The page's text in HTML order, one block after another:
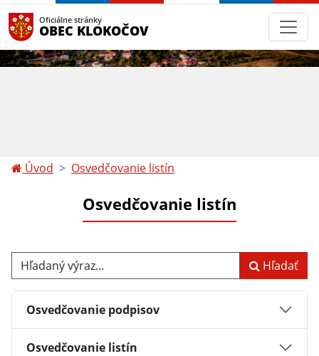
Oficiálne stránky
OBEC KLOKOČOV
Úvod Osvedčovanie listín
Osvedčovanie listín
Hľadaný výraz... Hľadať
Osvedčovanie podpisov
Osvedčovanie listín